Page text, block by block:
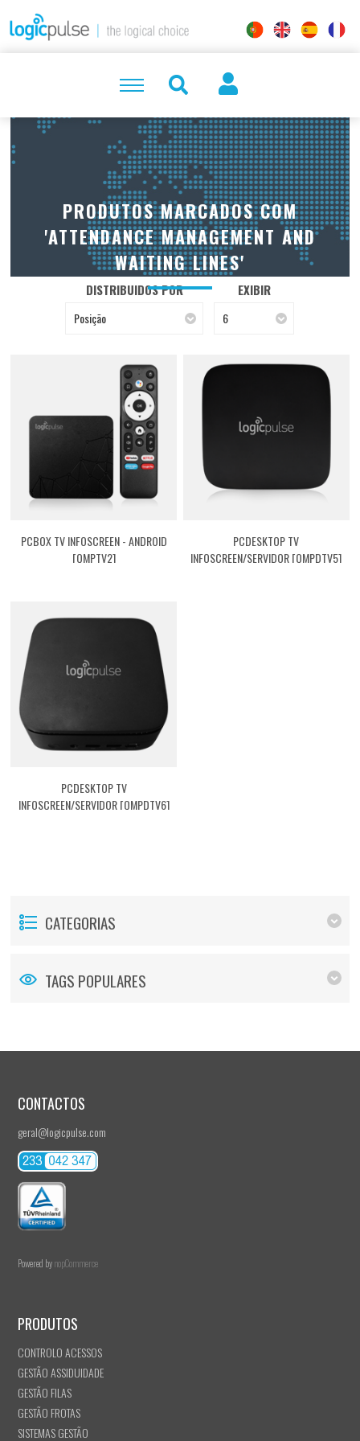
PRODUTOS MARCADOS COM
'ATTENDANCE MANAGEMENT AND
WAITING LINES'
DISTRIBUIDOS POR
Posição
EXIBIR
6
PCBOX TV INFOSCREEN - ANDROID
[QMPTV2]
PCDESKTOP TV
INFOSCREEN/SERVIDOR [QMPDTV5]
PCDESKTOP TV
INFOSCREEN/SERVIDOR [QMPDTV6]
CATEGORIAS
TAGS POPULARES
CONTACTOS
geral@logicpulse.com
Powered bynopCommerce
PRODUTOS
CONTROLO ACESSOS
GESTÃO ASSIDUIDADE
GESTÃO FILAS
GESTÃO FROTAS
SISTEMAS GESTÃO